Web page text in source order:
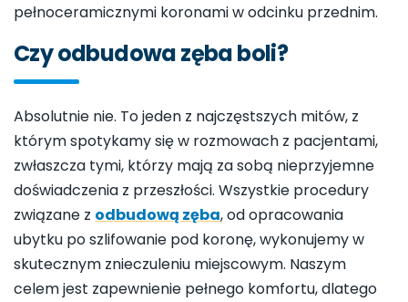
pełnoceramicznymi koronami w odcinku przednim.
Czy odbudowa zęba boli?
Absolutnie nie. To jeden z najczęstszych mitów, z
którym spotykamy się w rozmowach z pacjentami,
zwłaszcza tymi, którzy mają za sobą nieprzyjemne
doświadczenia z przeszłości. Wszystkie procedury
związane z odbudową zęba, od opracowania
ubytku po szlifowanie pod koronę, wykonujemy w
skutecznym znieczuleniu miejscowym. Naszym
celem jest zapewnienie pełnego komfortu, dlatego